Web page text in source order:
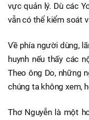
vực quản lý. Dù các
vẫn có thể kiểm soát
Về phía người dùng,
huynh nếu thấy các
Theo ông Do, những
chúng ta không xem,
Thơ Nguyễn là một